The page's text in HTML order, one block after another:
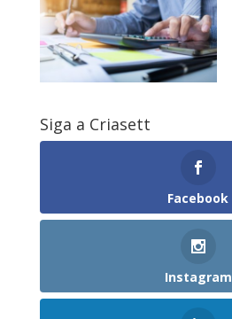
Siga a Criasett
Facebook
Instagram